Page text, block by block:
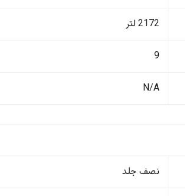
2172 لتر
9
N/A
نصف جلد